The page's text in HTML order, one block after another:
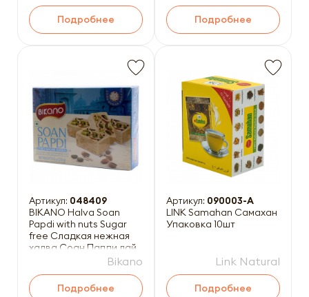
Подробнее Подробнее
Артикул: 048409
BIKANO Halva Soan
Papdi with nuts Sugar
free Сладкая нежная
халва Соан Папди лайт
Bikano
Подробнее
Артикул: 090003-A
LINK Samahan Самахан
Упаковка 10шт
Link Natural
Подробнее